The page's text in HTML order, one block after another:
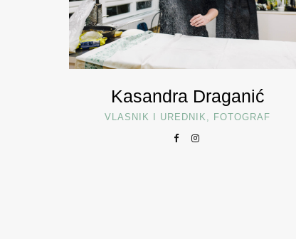
Kasandra Draganić
VLASNIK I UREDNIK, FOTOGRAF